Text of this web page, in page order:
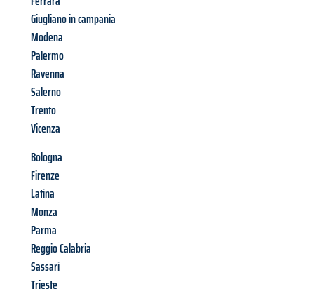
Giugliano in campania
Modena
Palermo
Ravenna
Salerno
Trento
Vicenza
Bologna
Firenze
Latina
Monza
Parma
Reggio Calabria
Sassari
Trieste